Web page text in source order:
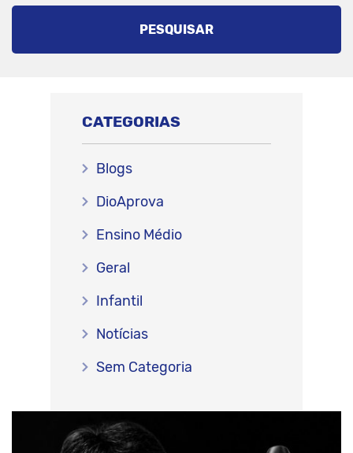
PESQUISAR
CATEGORIAS
Blogs
DioAprova
Ensino Médio
Geral
Infantil
Notícias
Sem Categoria